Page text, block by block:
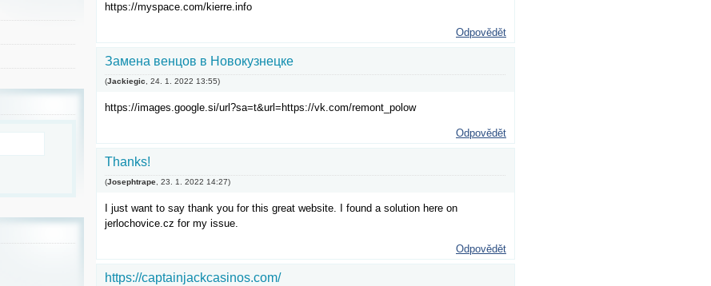
https://myspace.com/kierre.info
Odpovědět
Замена венцов в Новокузнецке
(Jackiegic 24. 1. 2022 13:55)
https://images.google.si/url?sa=t&url=https://vk.com/remont_polow
Odpovědět
Thanks!
(Josephtrape 23. 1. 2022 14:27)
I just want to say thank you for this great website. I found a solution here on
jerlochovice.cz for my issue.
Odpovědět
https://captainjackcasinos.com/